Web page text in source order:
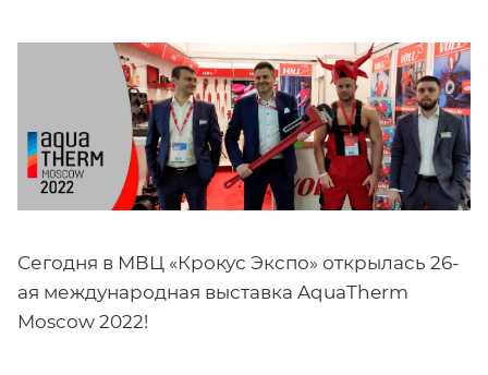
Сегодня в МВЦ «Крокус Экспо» открылась 26-
ая международная выставка AquaTherm
Moscow 2022!